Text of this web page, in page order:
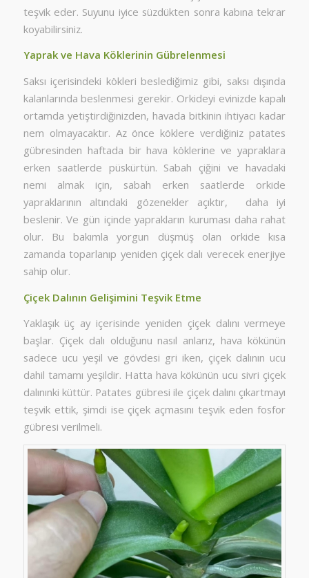
teşvik eder. Suyunu iyice süzdükten sonra kabına tekrar
koyabilirsiniz.
Yaprak ve Hava Köklerinin Gübrelenmesi
Saksı içerisindeki kökleri beslediğimiz gibi, saksı dışında
kalanlarında beslenmesi gerekir. Orkideyi evinizde kapalı
ortamda yetiştirdiğinizden, havada bitkinin ihtiyacı kadar
nem olmayacaktır. Az önce köklere verdiğiniz patates
gübresinden haftada bir hava köklerine ve yapraklara
erken saatlerde püskürtün. Sabah çiğini ve havadaki
nemi almak için, sabah erken saatlerde orkide
yapraklarının altındaki gözenekler açıktır, daha iyi
beslenir. Ve gün içinde yaprakların kuruması daha rahat
olur. Bu bakımla yorgun düşmüş olan orkide kısa
zamanda toparlanıp yeniden çiçek dalı verecek enerjiye
sahip olur.
Çiçek Dalının Gelişimini Teşvik Etme
Yaklaşık üç ay içerisinde yeniden çiçek dalını vermeye
başlar. Çiçek dalı olduğunu nasıl anlarız, hava kökünün
sadece ucu yeşil ve gövdesi gri iken, çiçek dalının ucu
dahil tamamı yeşildir. Hatta hava kökünün ucu sivri çiçek
dalınınki küttür. Patates gübresi ile çiçek dalını çıkartmayı
teşvik ettik, şimdi ise çiçek açmasını teşvik eden fosfor
gübresi verilmeli.